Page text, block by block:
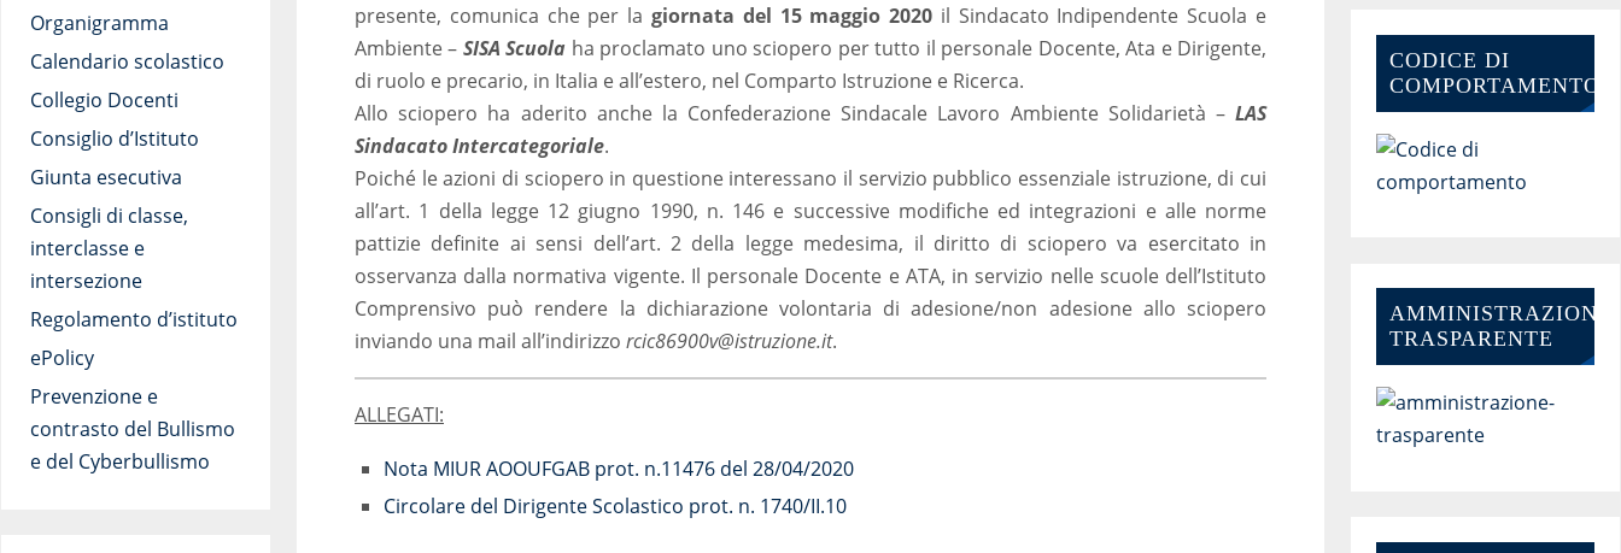
presente, comunica che per la giornata del 15 maggio 2020 il Sindacato Indipendente Scuola e
Ambiente – SISA Scuola ha proclamato uno sciopero per tutto il personale Docente, Ata e Dirigente,
di ruolo e precario, in Italia e all’estero, nel Comparto Istruzione e Ricerca.
Allo sciopero ha aderito anche la Confederazione Sindacale Lavoro Ambiente Solidarietà – LAS
Sindacato Intercategoriale.
Poiché le azioni di sciopero in questione interessano il servizio pubblico essenziale istruzione, di cui
all’art. 1 della legge 12 giugno 1990, n. 146 e successive modifiche ed integrazioni e alle norme
pattizie definite ai sensi dell’art. 2 della legge medesima, il diritto di sciopero va esercitato in
osservanza dalla normativa vigente. Il personale Docente e ATA, in servizio nelle scuole dell’Istituto
Comprensivo può rendere la dichiarazione volontaria di adesione/non adesione allo sciopero
inviando una mail all’indirizzo rcic86900v@istruzione.it.
ALLEGATI:
Nota MIUR AOOUFGAB prot. n.11476 del 28/04/2020
Circolare del Dirigente Scolastico prot. n. 1740/II.10
Organigramma
Calendario scolastico
Collegio Docenti
Consiglio d’Istituto
Giunta esecutiva
Consigli di classe,
interclasse e
intersezione
Regolamento d’istituto
ePolicy
Prevenzione e
contrasto del Bullismo
e del Cyberbullismo
CODICE DI
COMPORTAMENTO
AMMINISTRAZIONE-
TRASPARENTE